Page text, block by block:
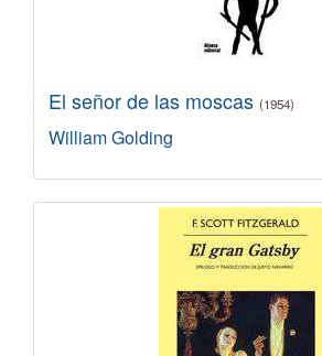
El señor de las moscas (1954)
William Golding